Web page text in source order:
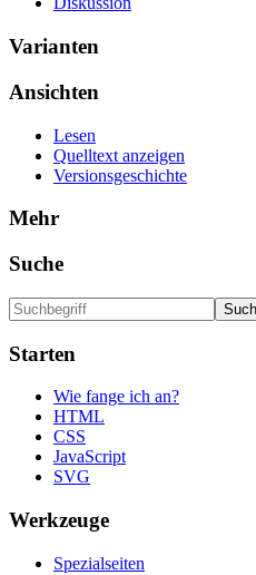
Varianten
Ansichten
Lesen
Quelltext anzeigen
Versionsgeschichte
Mehr
Suche
Starten
Wie fange ich an?
HTML
CSS
JavaScript
SVG
Werkzeuge
Spezialseiten